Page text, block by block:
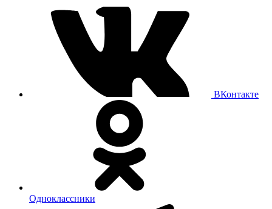
ВКонтакте
Одноклассники